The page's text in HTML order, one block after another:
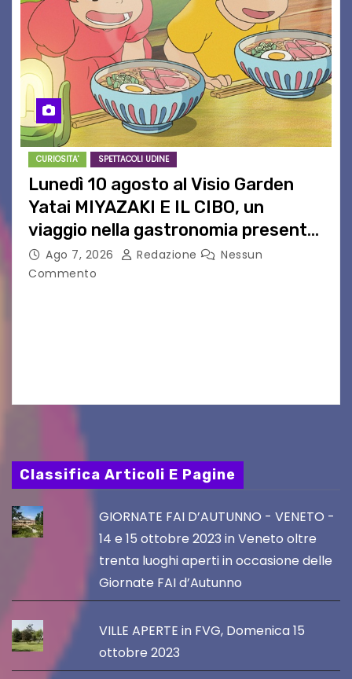
CURIOSITA' SPETTACOLI UDINE
Lunedì 10 agosto al Visio Garden
Yatai MIYAZAKI E IL CIBO, un
viaggio nella gastronomia presente
nei film di Hayao Miyazaki!
Ago 7, 2026 Redazione
Nessun
Commento
Classifica Articoli E Pagine
GIORNATE FAI D’AUTUNNO - VENETO -
14 e 15 ottobre 2023 in Veneto oltre
trenta luoghi aperti in occasione delle
Giornate FAI d’Autunno
VILLE APERTE in FVG, Domenica 15
ottobre 2023